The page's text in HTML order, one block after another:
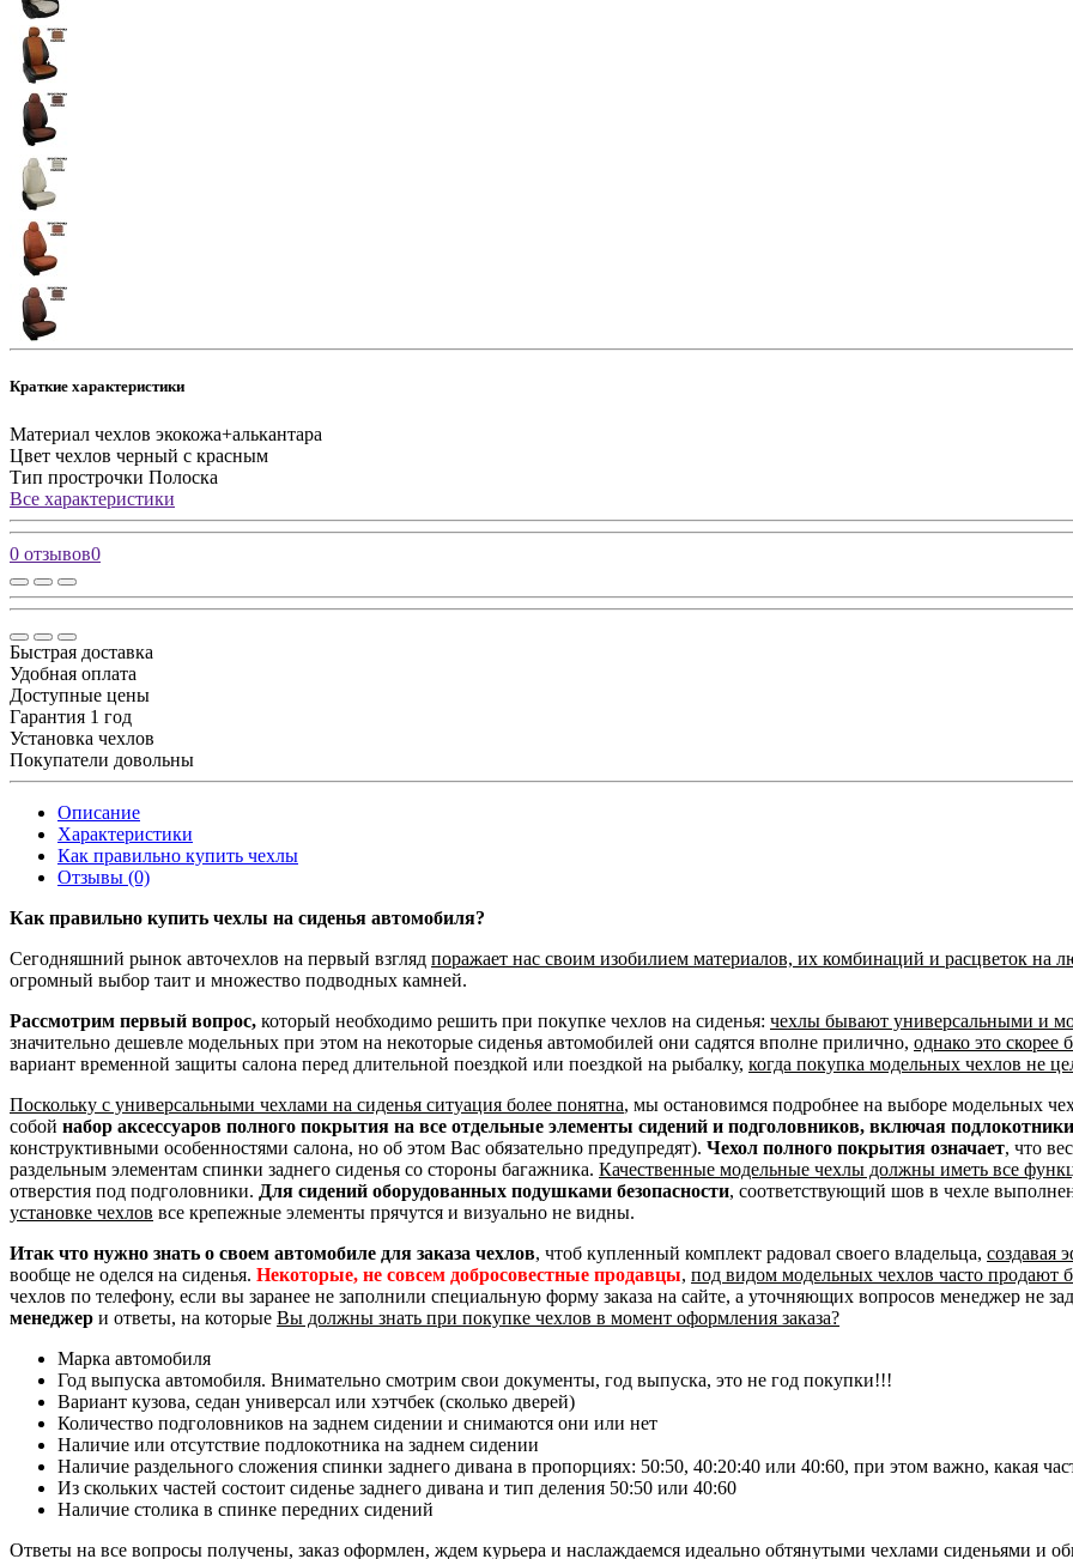
Краткие характеристики
Материал чехлов экокожа+алькантара
Цвет чехлов черный с красным
Тип прострочки Полоска
Все характеристики
0 отзывов0
Быстрая доставка
Удобная оплата
Доступные цены
Гарантия 1 год
Установка чехлов
Покупатели довольны
Описание
Характеристики
Как правильно купить чехлы
Отзывы (0)
Как правильно купить чехлы на сиденья автомобиля?
Сегодняшний рынок авточехлов на первый взгляд поражает нас своим изобилием материалов, их комбинаций и расцветок на
огромный выбор таит и множество подводных камней.
Рассмотрим первый вопрос, который необходимо решить при покупке чехлов на сиденья: чехлы бывают универсальными и
значительно дешевле модельных при этом на некоторые сиденья автомобилей они садятся вполне прилично, однако это
вариант временной защиты салона перед длительной поездкой или поездкой на рыбалку, когда покупка модельных чехлов не
Поскольку с универсальными чехлами на сиденья ситуация более понятна, мы остановимся подробнее на выборе модельных
собой набор аксессуаров полного покрытия на все отдельные элементы сидений и подголовников, включая подлокотники
конструктивными особенностями салона, но об этом Вас обязательно предупредят). Чехол полного покрытия означает, что
раздельным элементам спинки заднего сиденья со стороны багажника. Качественные модельные чехлы должны иметь все
отверстия под подголовники. Для сидений оборудованных подушками безопасности, соответствующий шов в чехле
установке чехлов все крепежные элементы прячутся и визуально не видны.
Итак что нужно знать о своем автомобиле для заказа чехлов, чтоб купленный комплект радовал своего владельца, создавая
вообще не оделся на сиденья. Некоторые, не совсем добросовестные продавцы, под видом модельных чехлов часто продают
чехлов по телефону, если вы заранее не заполнили специальную форму заказа на сайте, а уточняющих вопросов менеджер не
менеджер и ответы, на которые Вы должны знать при покупке чехлов в момент оформления заказа?
Марка автомобиля
Год выпуска автомобиля. Внимательно смотрим свои документы, год выпуска, это не год покупки!!!
Вариант кузова, седан универсал или хэтчбек (сколько дверей)
Количество подголовников на заднем сидении и снимаются они или нет
Наличие или отсутствие подлокотника на заднем сидении
Наличие раздельного сложения спинки заднего дивана в пропорциях: 50:50, 40:20:40 или 40:60, при этом важно, какая
Из скольких частей состоит сиденье заднего дивана и тип деления 50:50 или 40:60
Наличие столика в спинке передних сидений
Ответы на все вопросы получены, заказ оформлен, ждем курьера и наслаждаемся идеально обтянутыми чехлами сиденьями и